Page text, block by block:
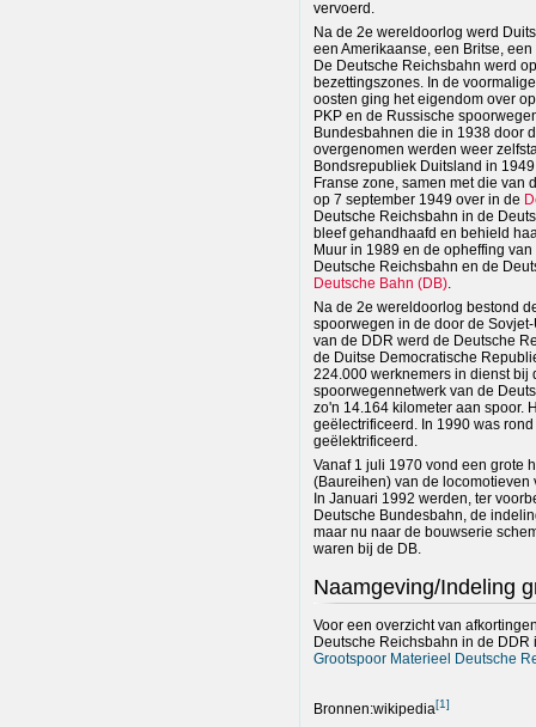
vervoerd.
Na de 2e wereldoorlog werd
een Amerikaanse, een Britse,
De Deutsche Reichsbahn werd
bezettingszones. In de
oosten ging het eigendom over
PKP en de Russische
Bundesbahnen die in 1938 door
overgenomen werden weer
Bondsrepubliek Duitsland in
Franse zone, samen met die van
op 7 september 1949 over in de
Deutsche Reichsbahn in de
bleef gehandhaafd en behield
Muur in 1989 en de opheffing
Deutsche Reichsbahn en de
Deutsche Bahn (DB).
Na de 2e wereldoorlog bestond
spoorwegen in de door de
van de DDR werd de Deutsche
de Duitse Democratische
224.000 werknemers in dienst bij
spoorwegennetwerk van de
zo'n 14.164 kilometer aan spoor.
geëlectrificeerd. In 1990 was
geëlektrificeerd.
Vanaf 1 juli 1970 vond een grote
(Baureihen) van de
In Januari 1992 werden, ter
Deutsche Bundesbahn, de
maar nu naar de bouwserie
waren bij de DB.
Naamgeving/Indeling
Voor een overzicht van
Deutsche Reichsbahn in de
Grootspoor Materieel Deutsche
Bronnen:wikipedia[1]